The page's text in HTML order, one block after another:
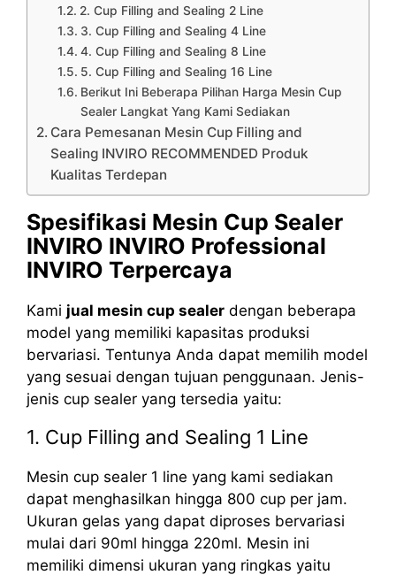
2. Cup Filling and Sealing 2 Line
3. Cup Filling and Sealing 4 Line
4. Cup Filling and Sealing 8 Line
5. Cup Filling and Sealing 16 Line
Berikut Ini Beberapa Pilihan Harga Mesin Cup
Sealer Langkat Yang Kami Sediakan
Cara Pemesanan Mesin Cup Filling and
Sealing INVIRO RECOMMENDED Produk
Kualitas Terdepan
Spesifikasi Mesin Cup Sealer
INVIRO INVIRO Professional
INVIRO Terpercaya
Kami jual mesin cup sealer dengan beberapa
model yang memiliki kapasitas produksi
bervariasi. Tentunya Anda dapat memilih model
yang sesuai dengan tujuan penggunaan. Jenis-
jenis cup sealer yang tersedia yaitu:
1. Cup Filling and Sealing 1 Line
Mesin cup sealer 1 line yang kami sediakan
dapat menghasilkan hingga 800 cup per jam.
Ukuran gelas yang dapat diproses bervariasi
mulai dari 90ml hingga 220ml. Mesin ini
memiliki dimensi ukuran yang ringkas yaitu